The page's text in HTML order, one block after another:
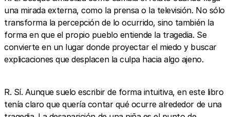
una mirada externa, como la prensa o la televisión. No sólo
transforma la percepción de lo ocurrido, sino también la
forma en que el propio pueblo entiende la tragedia. Se
convierte en un lugar donde proyectar el miedo y buscar
explicaciones que desplacen la culpa hacia algo ajeno.
R. Sí. Aunque suelo escribir de forma intuitiva, en este libro
tenía claro que quería contar qué ocurre alrededor de una